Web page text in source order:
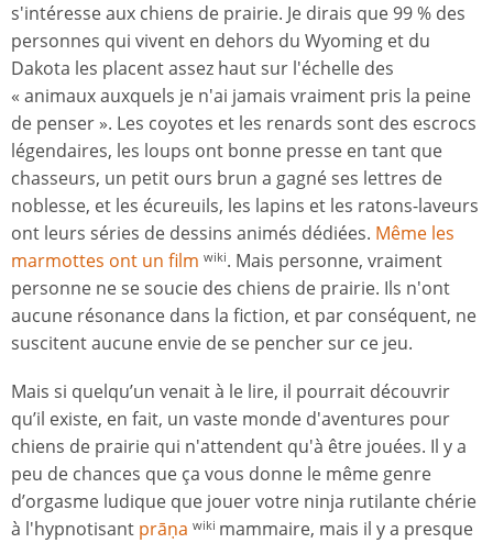
s'intéresse aux chiens de prairie. Je dirais que 99 % des
personnes qui vivent en dehors du Wyoming et du
Dakota les placent assez haut sur l'échelle des
« animaux auxquels je n'ai jamais vraiment pris la peine
de penser ». Les coyotes et les renards sont des escrocs
légendaires, les loups ont bonne presse en tant que
chasseurs, un petit ours brun a gagné ses lettres de
noblesse, et les écureuils, les lapins et les ratons-laveurs
ont leurs séries de dessins animés dédiées. Même les
marmottes ont un film wiki. Mais personne, vraiment
personne ne se soucie des chiens de prairie. Ils n'ont
aucune résonance dans la fiction, et par conséquent, ne
suscitent aucune envie de se pencher sur ce jeu.
Mais si quelqu’un venait à le lire, il pourrait découvrir
qu’il existe, en fait, un vaste monde d'aventures pour
chiens de prairie qui n'attendent qu'à être jouées. Il y a
peu de chances que ça vous donne le même genre
d’orgasme ludique que jouer votre ninja rutilante chérie
à l'hypnotisant prāṇa wiki mammaire, mais il y a presque